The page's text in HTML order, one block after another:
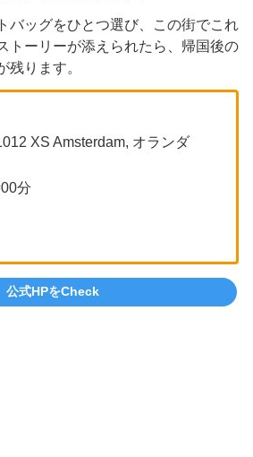
バッグをひとつ選び、この街でこれ
トーリーが添えられたら、帰国後の
残ります。
XS Amsterdam, オランダ
分
公式HPをCheck